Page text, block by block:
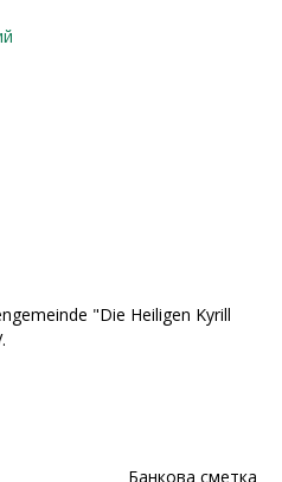
"Die Heiligen Kyrill
Банкова сметка